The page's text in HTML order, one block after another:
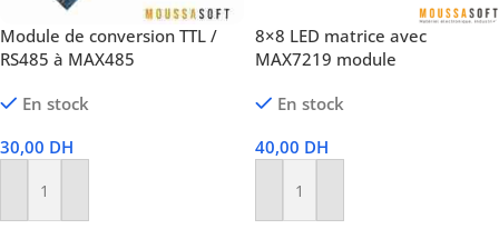
Module de conversion TTL /
RS485 à MAX485
En stock
30,00 DH
Ajouter Au Panier
8×8 LED matrice avec
MAX7219 module
En stock
40,00 DH
Ajouter Au Panier